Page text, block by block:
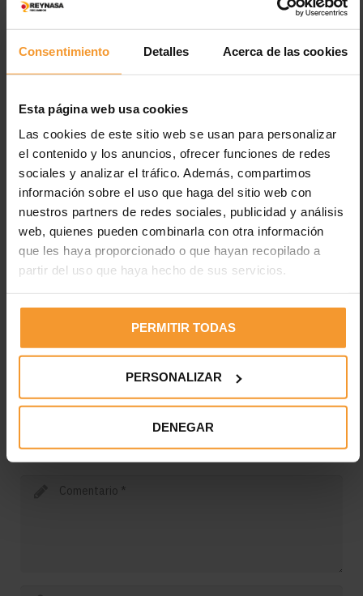
Consentimiento Detalles Acerca de las cookies
Esta página web usa cookies
Las cookies de este sitio web se usan para personalizar
el contenido y los anuncios, ofrecer funciones de redes
sociales y analizar el tráfico. Además, compartimos
información sobre el uso que haga del sitio web con
nuestros partners de redes sociales, publicidad y análisis
web, quienes pueden combinarla con otra información
que les haya proporcionado o que hayan recopilado a
partir del uso que haya hecho de sus servicios.
PERMITIR TODAS
PERSONALIZAR
DENEGAR
segundo capítulo en el que más defectos se detectan en la ITV,
ocupando el 21% del total de defectos graves
publicados por el Ministerio de Industria, Comercio y Turismo.
Etiquetas: dibujo equilibrado
ITV
Keywords: neumáticos
profundidad revisión
Reynasa
Deja una respuesta
Tu dirección de correo electrónico no será publicada.
campos obligatorios están marcados con*